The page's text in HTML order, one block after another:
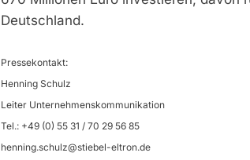
Deutschland.
Pressekontakt:
Henning Schulz
Leiter Unternehmenskommunikation
Tel.: +49 (0) 55 31 / 70 29 56 85
henning.schulz@stiebel-eltron.de